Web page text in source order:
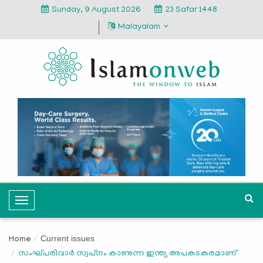
Sunday, 9 August 2026
23 Safar 1448
Malayalam
T
o
g
l
Home Current issues
സംഘ്പരിവാര്‍ സ്വപ്‌നം കാണുന്ന ഇന്ത്യ അപകടകരമാണ്‌